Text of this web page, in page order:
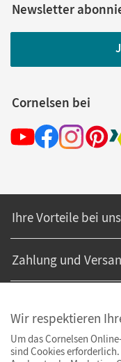
Newsletter
Cornelsen bei
Ihre Vorteile bei uns
Zahlung und
Wir respektieren
Um das Cornelsen
sind Cookies